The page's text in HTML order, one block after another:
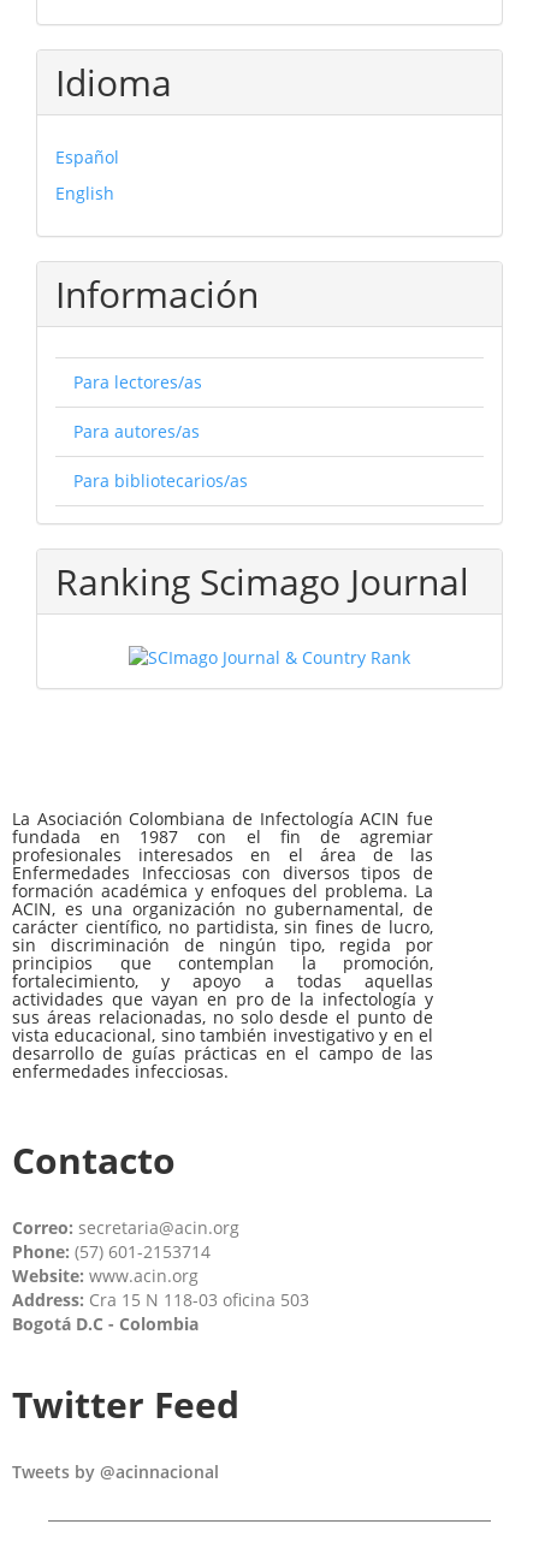
Idioma
Español
English
Información
Para lectores/as
Para autores/as
Para bibliotecarios/as
Ranking Scimago Journal
La Asociación Colombiana de Infectología ACIN fue
fundada en 1987 con el fin de agremiar
profesionales interesados en el área de las
Enfermedades Infecciosas con diversos tipos de
formación académica y enfoques del problema. La
ACIN, es una organización no gubernamental, de
carácter científico, no partidista, sin fines de lucro,
sin discriminación de ningún tipo, regida por
principios que contemplan la promoción,
fortalecimiento, y apoyo a todas aquellas
actividades que vayan en pro de la infectología y
sus áreas relacionadas, no solo desde el punto de
vista educacional, sino también investigativo y en el
desarrollo de guías prácticas en el campo de las
enfermedades infecciosas.
Contacto
Correo: secretaria@acin.org
Phone: (57) 601-2153714
Website: www.acin.org
Address: Cra 15 N 118-03 oficina 503
Bogotá D.C - Colombia
Twitter Feed
Tweets by @acinnacional